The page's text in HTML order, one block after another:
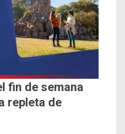
fin de semana
repleta de